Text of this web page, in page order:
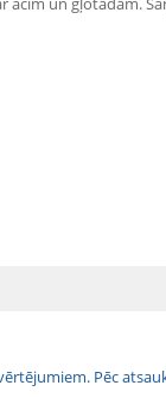
Pēc